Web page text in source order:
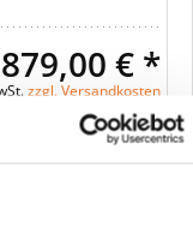
879,00 € *
zzgl. Versandkosten